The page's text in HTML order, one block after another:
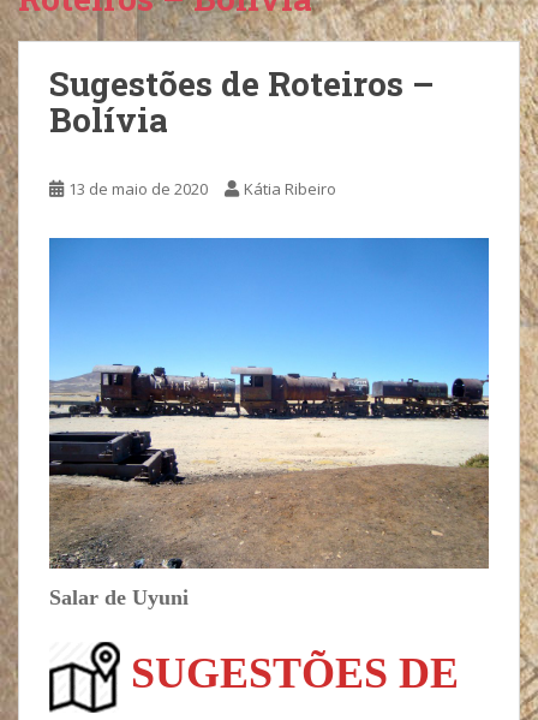
Sugestões de Roteiros –
Bolívia
13 de maio de 2020 Kátia Ribeiro
Salar de Uyuni
SUGESTÕES DE